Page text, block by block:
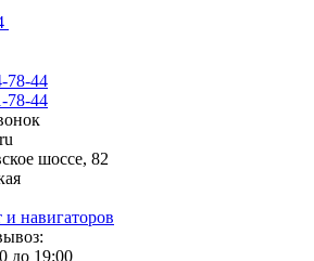
78-44
78-44
шоссе, 82
навигаторов
до 19:00